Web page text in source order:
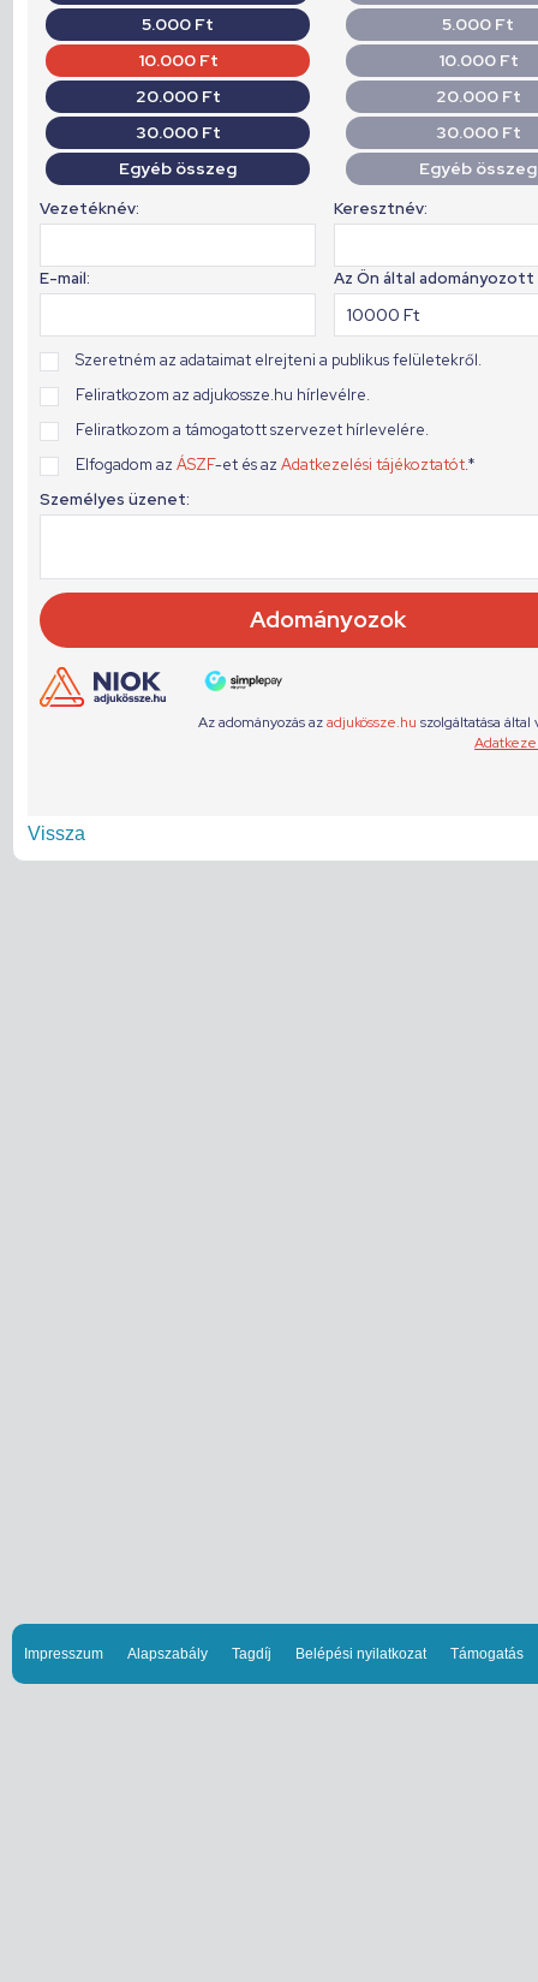
Vissza
Impresszum Alapszabály Tagdíj Belépési nyilatkozat Támogatás